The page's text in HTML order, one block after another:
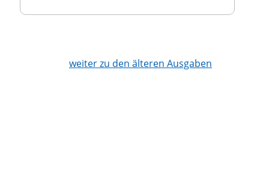
weiter zu den älteren Ausgaben